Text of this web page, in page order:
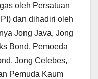
oleh Persatuan
dan dihadiri oleh
Jong Java, Jong
Bond, Pemoeda
Jong Celebes,
Pemuda Kaum